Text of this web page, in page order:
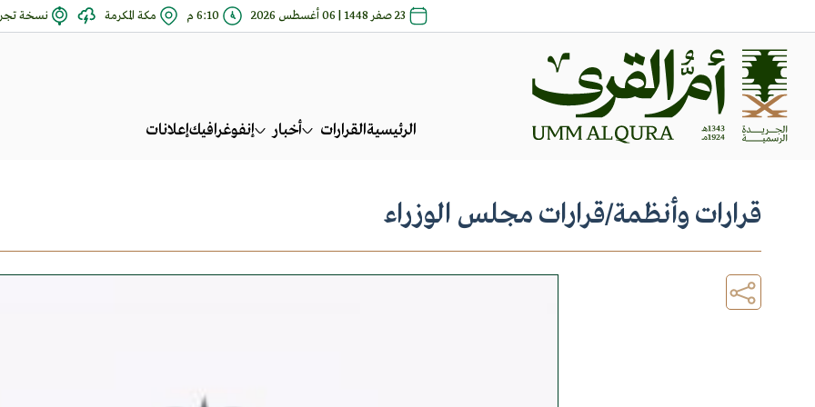
23 صفر 1448 | 06 أغسطس 2026 6:10 م مكة المكرمة نسخة
الرئيسيةالقرارات أخبار إنفوغرافيكإعلانات
قرارات وأنظمة/قرارات مجلس الوزراء